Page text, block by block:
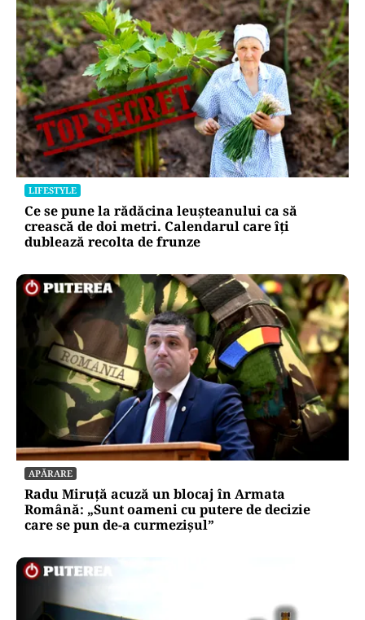
LIFESTYLE
Ce se pune la rădăcina leușteanului ca să
crească de doi metri. Calendarul care îți
dublează recolta de frunze
APĂRARE
Radu Miruță acuză un blocaj în Armata
Română: „Sunt oameni cu putere de decizie
care se pun de-a curmezișul”